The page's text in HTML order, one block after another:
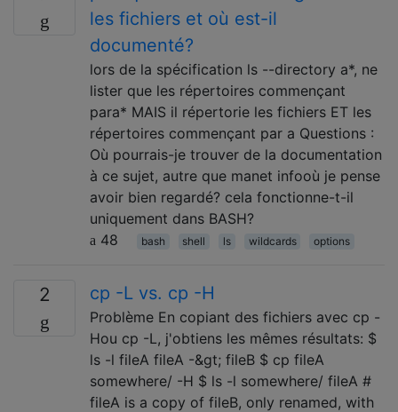
les fichiers et où est-il
documenté?
lors de la spécification ls --directory a*, ne
lister que les répertoires commençant
para* MAIS il répertorie les fichiers ET les
répertoires commençant par a Questions :
Où pourrais-je trouver de la documentation
à ce sujet, autre que manet infooù je pense
avoir bien regardé? cela fonctionne-t-il
uniquement dans BASH?
48
bash shell ls wildcards options
2 cp -L vs. cp -H
Problème En copiant des fichiers avec cp -
Hou cp -L, j'obtiens les mêmes résultats: $
ls -l fileA fileA -&gt; fileB $ cp fileA
somewhere/ -H $ ls -l somewhere/ fileA #
fileA is a copy of fileB, only renamed, with